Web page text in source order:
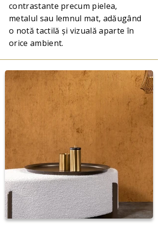
contrastante precum pielea,
metalul sau lemnul mat, adăugând
o notă tactilă și vizuală aparte în
orice ambient.